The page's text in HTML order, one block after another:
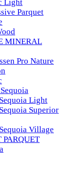
Light
Parquet
MINERAL
Pro Nature
Light
Superior
Village